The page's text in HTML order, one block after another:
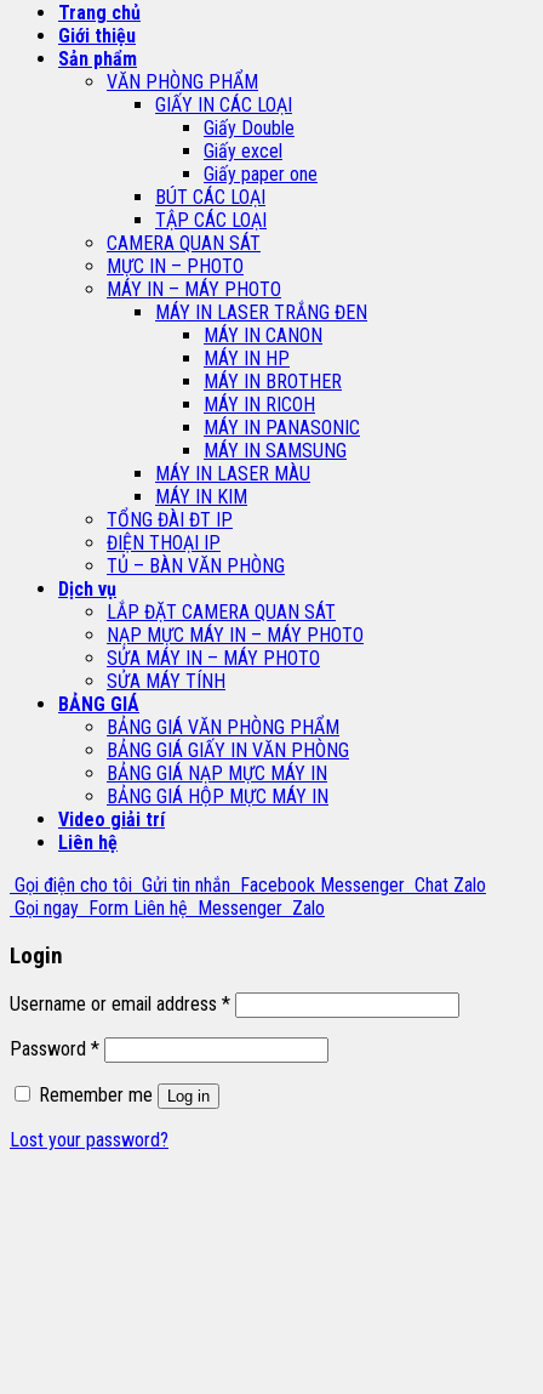
Trang chủ
Giới thiệu
Sản phẩm
VĂN PHÒNG PHẨM
GIẤY IN CÁC LOẠI
Giấy Double
Giấy excel
Giấy paper one
BÚT CÁC LOẠI
TẬP CÁC LOẠI
CAMERA QUAN SÁT
MỰC IN – PHOTO
MÁY IN – MÁY PHOTO
MÁY IN LASER TRẮNG ĐEN
MÁY IN CANON
MÁY IN HP
MÁY IN BROTHER
MÁY IN RICOH
MÁY IN PANASONIC
MÁY IN SAMSUNG
MÁY IN LASER MÀU
MÁY IN KIM
TỔNG ĐÀI ĐT IP
ĐIỆN THOẠI IP
TỦ – BÀN VĂN PHÒNG
Dịch vụ
LẮP ĐẶT CAMERA QUAN SÁT
NẠP MỰC MÁY IN – MÁY PHOTO
SỬA MÁY IN – MÁY PHOTO
SỬA MÁY TÍNH
BẢNG GIÁ
BẢNG GIÁ VĂN PHÒNG PHẨM
BẢNG GIÁ GIẤY IN VĂN PHÒNG
BẢNG GIÁ NẠP MỰC MÁY IN
BẢNG GIÁ HỘP MỰC MÁY IN
Video giải trí
Liên hệ
Gọi điện cho tôi Gửi tin nhắn Facebook Messenger Chat Zalo
Gọi ngay Form Liên hệ Messenger Zalo
Login
Username or email address *
Password *
Remember me
Log in
Lost your password?